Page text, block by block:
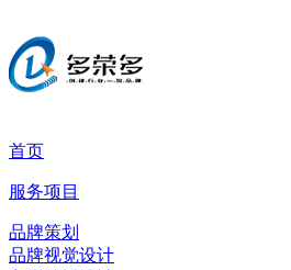
首页
服务项目
品牌策划
品牌视觉设计